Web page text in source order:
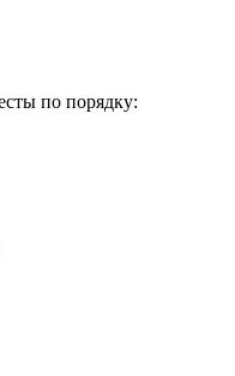
по порядку: